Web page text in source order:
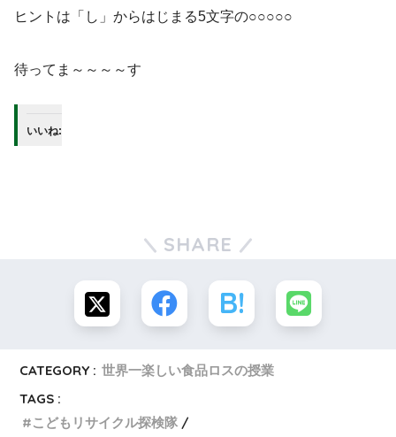
ヒントは「し」からはじまる5文字の○○○○○
待ってま～～～～す
いいね:
SHARE
CATEGORY : 世界一楽しい食品ロスの授業
TAGS :
こどもリサイクル探検隊